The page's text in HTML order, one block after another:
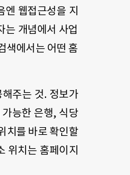
엔 웹접근성을 지
는 개념에서 사업
색에서는 어떤 홈
주는 것. 정보가
능한 은행, 식당
치를 바로 확인할
위치는 홈페이지